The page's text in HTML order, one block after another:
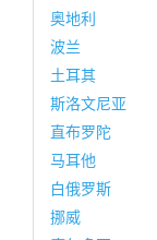
奥地利
波兰
土耳其
斯洛文尼亚
直布罗陀
马耳他
白俄罗斯
挪威